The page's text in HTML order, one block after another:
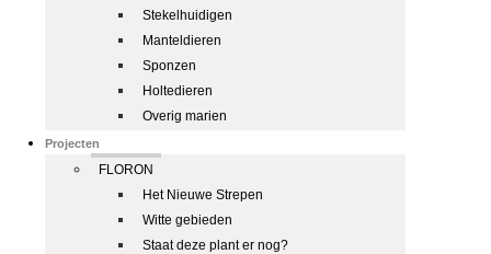
Stekelhuidigen
Manteldieren
Sponzen
Holtedieren
Overig marien
Projecten
FLORON
Het Nieuwe Strepen
Witte gebieden
Staat deze plant er nog?